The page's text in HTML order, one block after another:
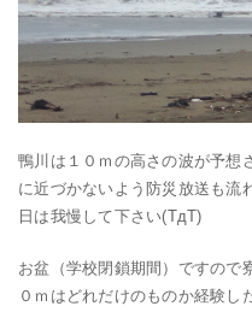
鴨川は１０ｍの高さの波が予想
に近づかないよう防災放送も流
日は我慢して下さい(TдT)
お盆（学校閉鎖期間）ですので
０ｍはどれだけのものか経験し